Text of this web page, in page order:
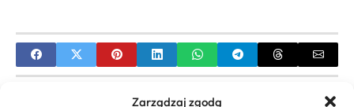
Zarządzaj zgodą